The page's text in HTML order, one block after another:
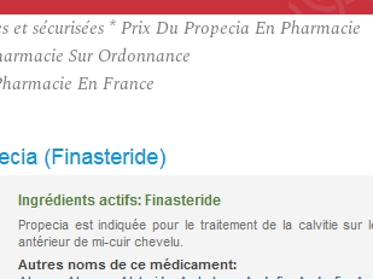
et sécurisées * Prix Du Propecia En Pharmacie
Sur Ordonnance
En France